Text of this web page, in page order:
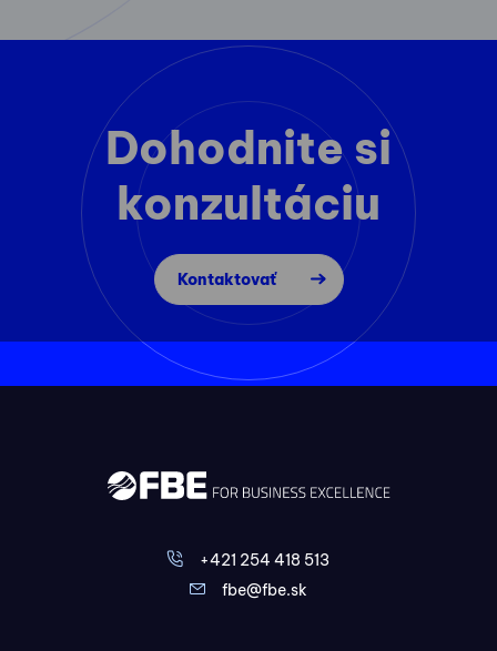
Dohodnite si
konzultáciu
Kontaktovať
+421 254 418 513
fbe@fbe.sk